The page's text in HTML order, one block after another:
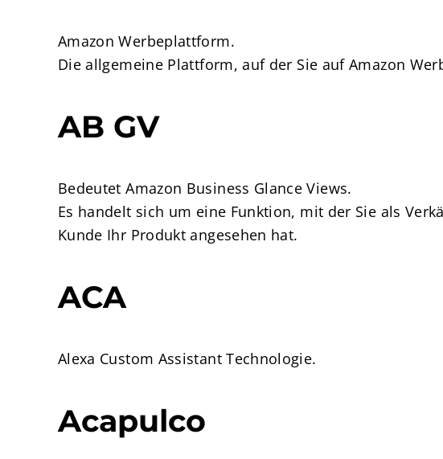
Amazon Werbeplattform.
Die allgemeine Plattform, auf der Sie auf Amazon
AB GV
Bedeutet Amazon Business Glance Views.
Es handelt sich um eine Funktion, mit der Sie als
Kunde Ihr Produkt angesehen hat.
ACA
Alexa Custom Assistant Technologie.
Acapulco